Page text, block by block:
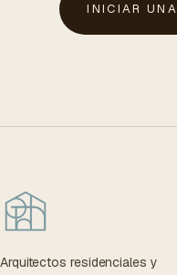
INICIAR
Arquitectos residenciales y